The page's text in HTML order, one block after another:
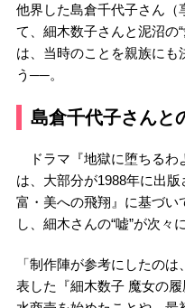
他界した島倉千代子さん（
て、細木数子さんと泥沼の
は、当時のことを親族にも
う──。
島倉千代子さんと
ドラマ『地獄に堕ちるわ
は、大部分が1988年に出
富・美への飛翔』に基づい
し、細木さんの“嘘”が次々
「制作陣が参考にしたの
表した『細木数子 魔女の